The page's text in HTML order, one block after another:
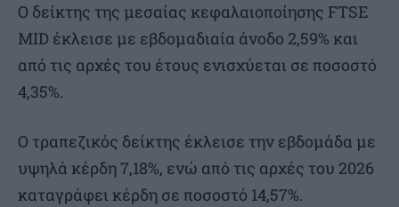
Ο δείκτης της μεσαίας κεφαλαιοποίησης FTSE
MID έκλεισε με εβδομαδιαία άνοδο 2,59% και
από τις αρχές του έτους ενισχύεται σε ποσοστό
4,35%.
Ο τραπεζικός δείκτης έκλεισε την εβδομάδα με
υψηλά κέρδη 7,18%, ενώ από τις αρχές του 2026
καταγράφει κέρδη σε ποσοστό 14,57%.